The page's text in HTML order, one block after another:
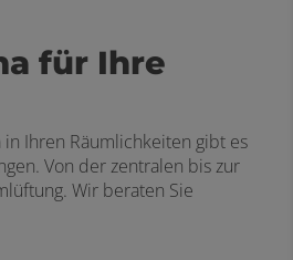
für Ihre
Ihren Räumlichkeiten gibt es
Von der zentralen bis zur
Wir beraten Sie